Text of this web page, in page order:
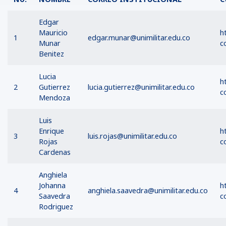
1
Edgar
Mauricio
Munar
Benitez
edgar.munar@unimilitar.edu.co
2
Lucia
Gutierrez
Mendoza
lucia.gutierrez@unimilitar.edu.co
3
Luis
Enrique
Rojas
Cardenas
luis.rojas@unimilitar.edu.co
4
Anghiela
Johanna
Saavedra
Rodriguez
anghiela.saavedra@unimilitar.edu.co